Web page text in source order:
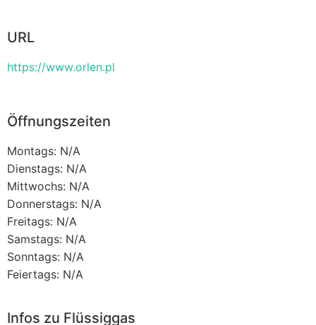
URL
https://www.orlen.pl
Öffnungszeiten
Montags: N/A
Dienstags: N/A
Mittwochs: N/A
Donnerstags: N/A
Freitags: N/A
Samstags: N/A
Sonntags: N/A
Feiertags: N/A
Infos zu Flüssiggas